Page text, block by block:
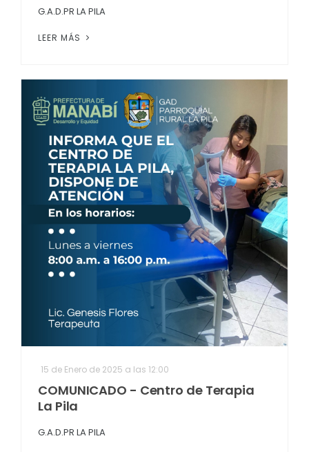
G.A.D.PR LA PILA
LEER MÁS
15 de Enero de 2025 a las 12:00
COMUNICADO - Centro de Terapia
La Pila
G.A.D.PR LA PILA